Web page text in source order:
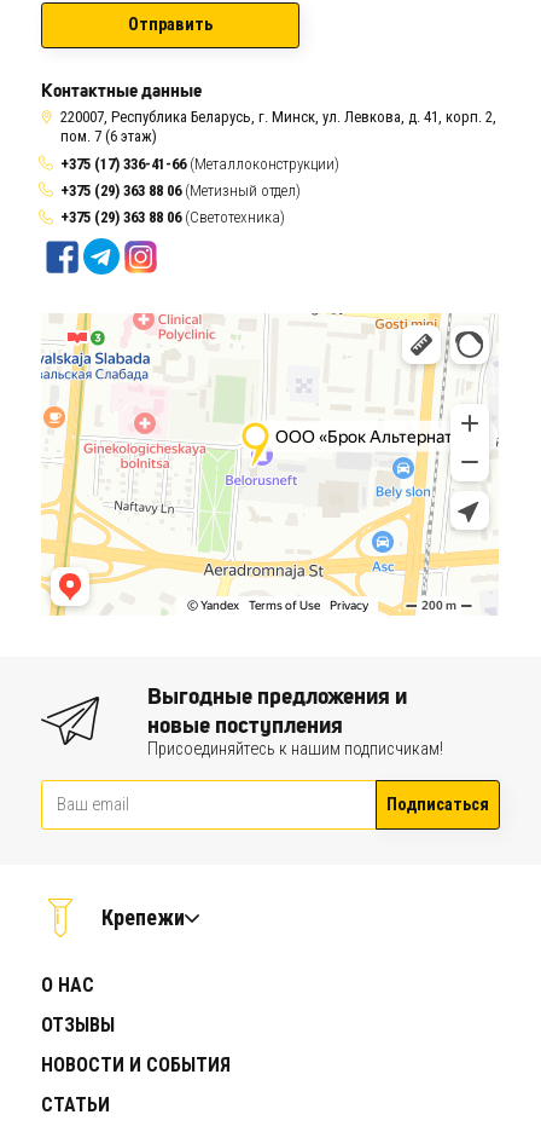
Отправить
Контактные данные
220007, Республика Беларусь, г. Минск, ул. Левкова, д. 41, корп. 2,
пом. 7 (6 этаж)
+375 (17) 336-41-66 (Металлоконструкции)
+375 (29) 363 88 06(Метизный отдел)
+375 (29) 363 88 06(Светотехника)
Выгодные предложения и
новые поступления
Присоединяйтесь к нашим подписчикам!
Подписаться
Крепежи
О НАС
ОТЗЫВЫ
НОВОСТИ И СОБЫТИЯ
СТАТЬИ